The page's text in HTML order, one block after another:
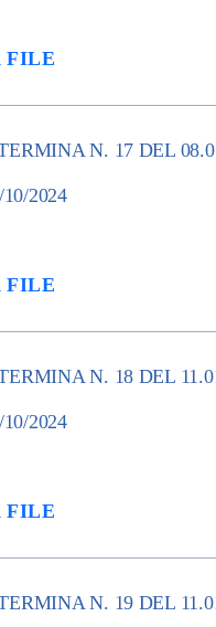
FILE
N. 17 DEL
10/2024
FILE
N. 18 DEL
10/2024
FILE
N. 19 DEL